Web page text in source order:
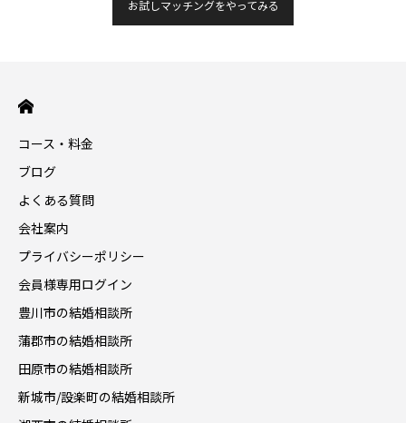
お試しマッチングをやってみる
コース・料金
ブログ
よくある質問
会社案内
プライバシーポリシー
会員様専用ログイン
豊川市の結婚相談所
蒲郡市の結婚相談所
田原市の結婚相談所
新城市/設楽町の結婚相談所